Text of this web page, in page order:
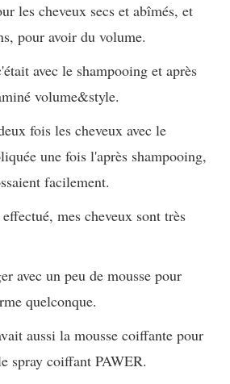
les cheveux secs et abîmés, et
pour avoir du volume.
avec le shampooing et après
volume&style.
fois les cheveux avec le
une fois l'après shampooing,
facilement.
mes cheveux sont très
avec un peu de mousse pour
quelconque.
aussi la mousse coiffante pour
spray coiffant PAWER.